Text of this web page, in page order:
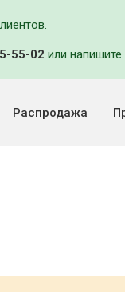
55-02 или
Распродажа